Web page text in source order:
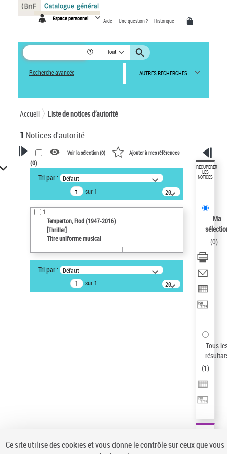
Espace personnel Aide Une question ? Historique
Tout
Recherche avancée AUTRES RECHERCHES
Accueil Liste de notices d’autorité
1 Notices d'autorité
VOTRE RECHERCHE
Recherche avancée dans les
notices d’autorité
Œuvres liées à l'auteur :
Temperton, Rod (1947-2016)
Auteur d’œuvre
Temperton, Rod (1947-2016)
Type de notice d'autorité
Voir la sélection (0) Ajouter à mes références
(0)
Tri par : Défaut
sur 1
20
résultats/page
1
Temperton, Rod (1947-2016)
[Thriller]
Titre uniforme musical
Tri par : Défaut
sur 1
20
résultats/page
RÉCUPÉRER
LES
NOTICES
Ma
(0)
Tous
(1)
Panneau de gestion des cookies
Ce site utilise des cookies et vous donne le contrôle sur ceux que vous